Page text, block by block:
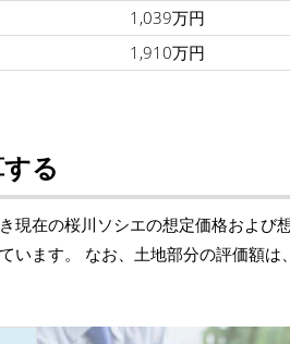
1,039万円
1,910万円
る
在の桜川ソシエの想定価格および
います。 なお、土地部分の評価額は